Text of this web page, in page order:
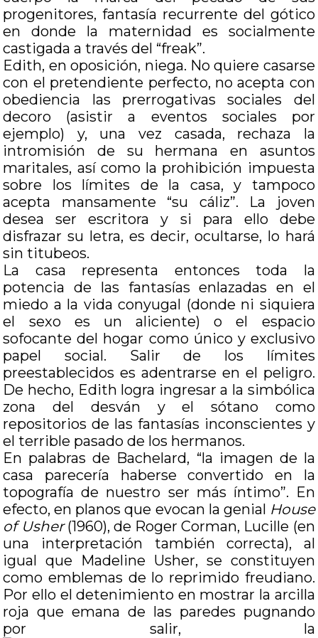
progenitores, fantasía recurrente del gótico
en donde la maternidad es socialmente
castigada a través del “freak”.
Edith, en oposición, niega. No quiere casarse
con el pretendiente perfecto, no acepta con
obediencia las prerrogativas sociales del
decoro (asistir a eventos sociales por
ejemplo) y, una vez casada, rechaza la
intromisión de su hermana en asuntos
maritales, así como la prohibición impuesta
sobre los límites de la casa, y tampoco
acepta mansamente “su cáliz”. La joven
desea ser escritora y si para ello debe
disfrazar su letra, es decir, ocultarse, lo hará
sin titubeos.
La casa representa entonces toda la
potencia de las fantasías enlazadas en el
miedo a la vida conyugal (donde ni siquiera
el sexo es un aliciente) o el espacio
sofocante del hogar como único y exclusivo
papel social. Salir de los límites
preestablecidos es adentrarse en el peligro.
De hecho, Edith logra ingresar a la simbólica
zona del desván y el sótano como
repositorios de las fantasías inconscientes y
el terrible pasado de los hermanos.
En palabras de Bachelard, “la imagen de la
casa parecería haberse convertido en la
topografía de nuestro ser más íntimo”. En
efecto, en planos que evocan la genial House
of Usher(1960), de Roger Corman, Lucille (en
una interpretación también correcta), al
igual que Madeline Usher, se constituyen
como emblemas de lo reprimido freudiano.
Por ello el detenimiento en mostrar la arcilla
roja que emana de las paredes pugnando
por salir, la